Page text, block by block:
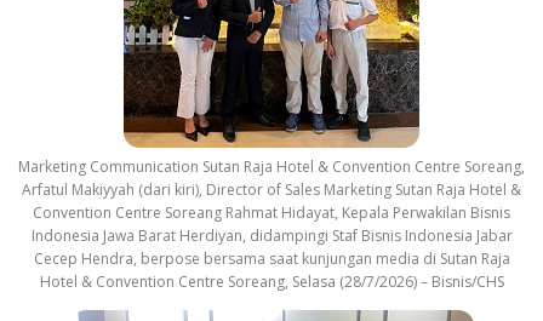
Marketing Communication Sutan Raja Hotel & Convention Centre Soreang,
Arfatul Makiyyah (dari kiri), Director of Sales Marketing Sutan Raja Hotel &
Convention Centre Soreang Rahmat Hidayat, Kepala Perwakilan Bisnis
Indonesia Jawa Barat Herdiyan, didampingi Staf Bisnis Indonesia Jabar
Cecep Hendra, berpose bersama saat kunjungan media di Sutan Raja
Hotel & Convention Centre Soreang, Selasa (28/7/2026) – Bisnis/CHS